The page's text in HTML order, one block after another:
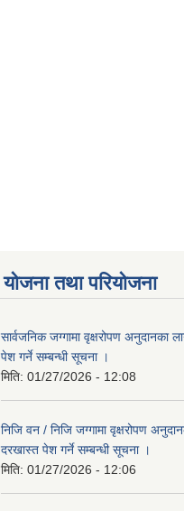
योजना तथा परियोजना
सार्वजनिक जग्गामा वृक्षरोपण अनुदानका
पेश गर्ने सम्बन्धी सूचना ।
मिति: 01/27/2026 - 12:08
निजि वन / निजि जग्गामा वृक्षरोपण
दरखास्त पेश गर्ने सम्बन्धी सूचना ।
मिति: 01/27/2026 - 12:06